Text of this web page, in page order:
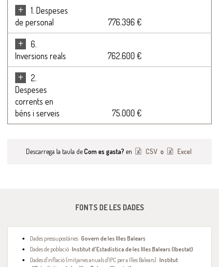
+
1. Despeses
de personal
776.396 €
+
6.
Inversions reals
762.600 €
+
2.
Despeses
corrents en
béns i serveis
75.000 €
Descarrega la taula deCom es gasta? en CSV o Excel
FONTS DE LES DADES
Dades pressupostàries ·Govern de les Illes Balears
Dades de població ·Institut d'Estadística de les Illes Balears (Ibestat)
Dades d'inflació (mitjanes anuals d'IPC per a Illes Balears) ·Institut